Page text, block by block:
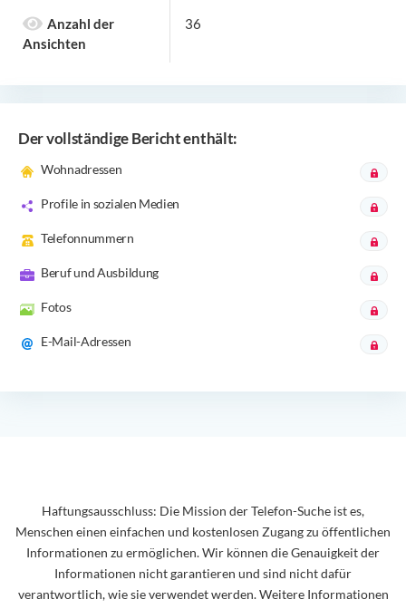
Anzahl der
Ansichten
36
Der vollständige Bericht enthält:
Wohnadressen
Profile in sozialen Medien
Telefonnummern
Beruf und Ausbildung
Fotos
E-Mail-Adressen
Haftungsausschluss: Die Mission der Telefon-Suche ist es,
Menschen einen einfachen und kostenlosen Zugang zu öffentlichen
Informationen zu ermöglichen. Wir können die Genauigkeit der
Informationen nicht garantieren und sind nicht dafür
verantwortlich, wie sie verwendet werden. Weitere Informationen